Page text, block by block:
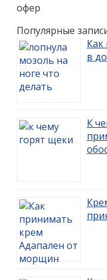
офер
Популярные
в
К